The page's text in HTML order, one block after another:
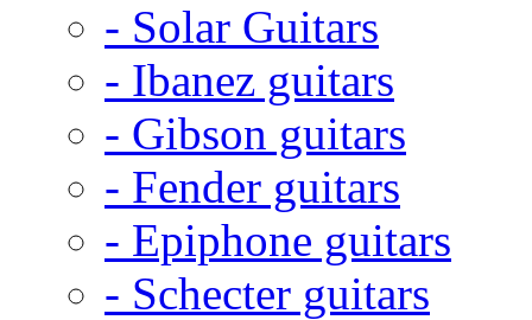
- Solar Guitars
- Ibanez guitars
- Gibson guitars
- Fender guitars
- Epiphone guitars
- Schecter guitars